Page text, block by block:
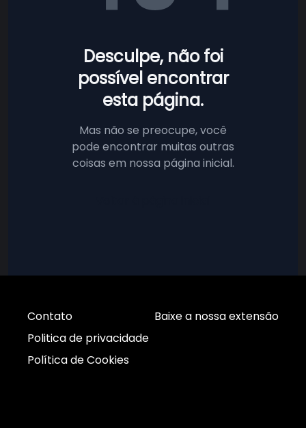
Desculpe, não foi
possível encontrar
esta página.
Mas não se preocupe, você
pode encontrar muitas outras
coisas em nossa página inicial.
Contato
Politica de privacidade
Política de Cookies
Baixe a nossa extensão